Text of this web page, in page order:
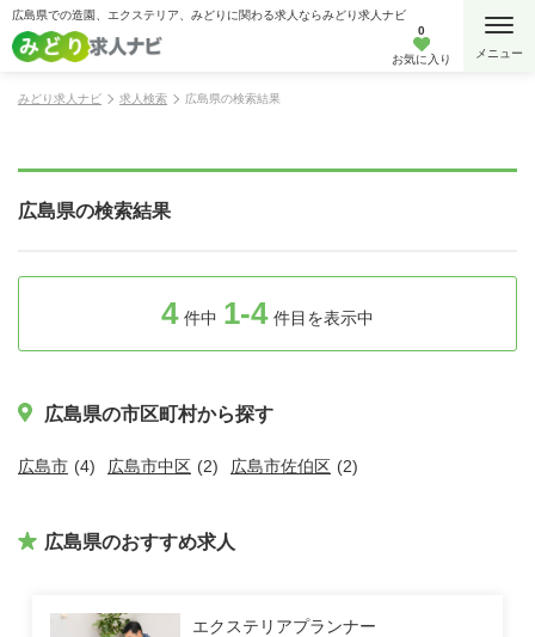
広島県での造園、エクステリア、みどりに関わる求人ならみどり求人ナビ
0
お気に入り
みどり求人ナビ 求人検索 広島県の検索結果
広島県の検索結果
4 件中 1-4 件目を表示中
広島県の市区町村から探す
広島市 (4) 広島市中区 (2) 広島市佐伯区 (2)
広島県のおすすめ求人
エクステリアプランナー